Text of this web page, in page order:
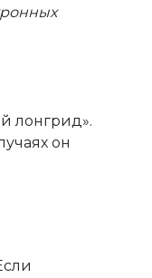
лонгрид».
он